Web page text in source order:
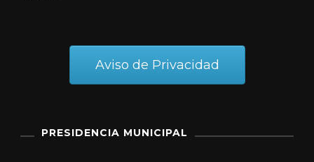
Aviso de Privacidad
PRESIDENCIA MUNICIPAL